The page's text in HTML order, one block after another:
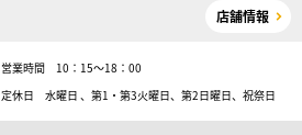
店舗情報
営業時間 10：15～18：00
定休日 水曜日 、第1・第3火曜日、第2日曜日、祝祭日